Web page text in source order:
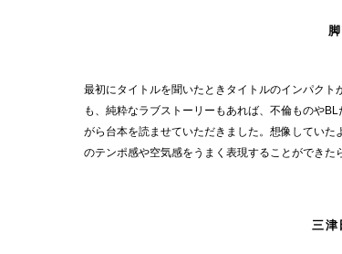
最初にタイトルを聞いたときタイトルのインパク
も、純粋なラブストーリーもあれば、不倫ものや
がら台本を読ませていただきました。想像してい
のテンポ感や空気感をうまく表現することができた
三